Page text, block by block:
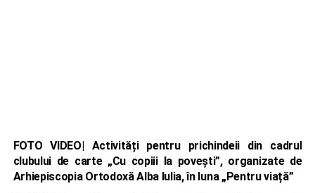
FOTO VIDEO| Activități pentru prichindeii din cadrul
clubului de carte „Cu copiii la povești”, organizate de
Arhiepiscopia Ortodoxă Alba Iulia, în luna „Pentru viață”